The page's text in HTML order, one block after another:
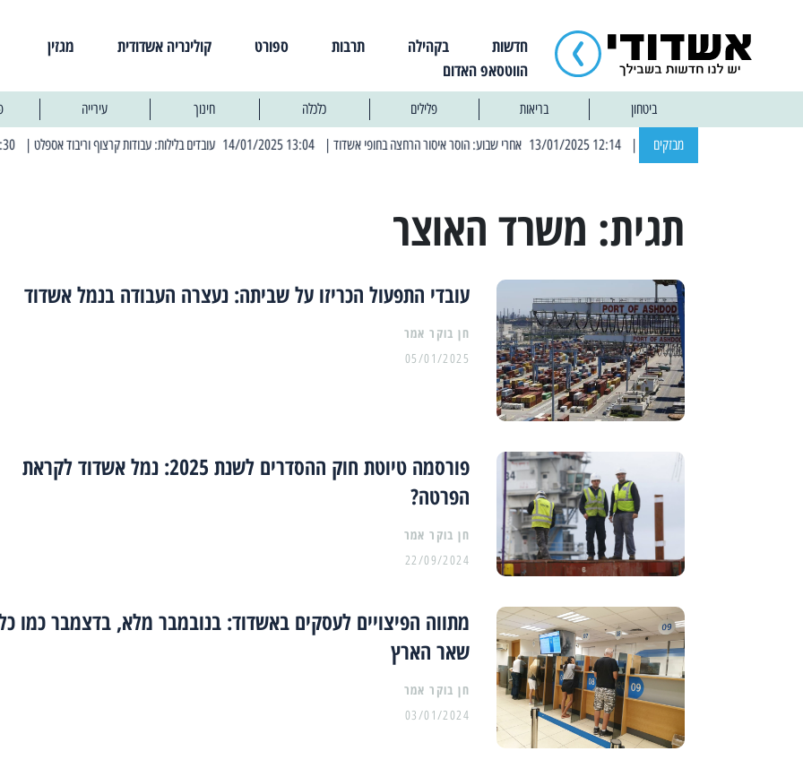
חדשות בקהילה תרבות ספורט קולינריה אשדודית
מגזין
הווטסאפ האדום
ביטחון בריאות פלילים כלכלה חינוך עירייה
מבזקים
| 12:14 13/01/2025 אחרי שבוע: הוסר איסור הרחצה בחופי אשדוד | 13:04 14/01/2025 עובדים בלילות: עבודות קרצוף וריבוד אספלט | 11:30 03/03/2025 בחמישי הקרוב: הרחובות בהם תהיה הפסקת חשמל יזומה
תגית: משרד האוצר
עובדי התפעול הכריזו על שביתה: נעצרה העבודה בנמל אשדוד
05/01/2025
פורסמה טיוטת חוק ההסדרים לשנת 2025: נמל אשדוד לקראת
הפרטה?
22/09/2024
מתווה הפיצויים לעסקים באשדוד: בנובמבר מלא, בדצמבר כמו
שאר הארץ
03/01/2024